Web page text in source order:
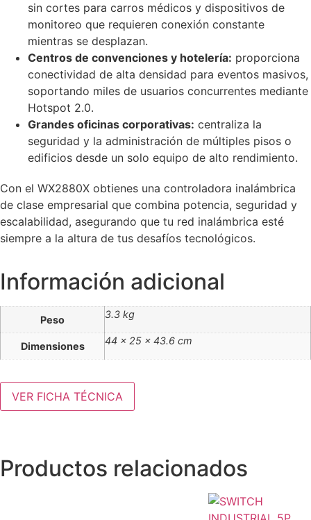
sin cortes para carros médicos y dispositivos de
monitoreo que requieren conexión constante
mientras se desplazan.
Centros de convenciones y hotelería: proporciona
conectividad de alta densidad para eventos masivos,
soportando miles de usuarios concurrentes mediante
Hotspot 2.0.
Grandes oficinas corporativas: centraliza la
seguridad y la administración de múltiples pisos o
edificios desde un solo equipo de alto rendimiento.
Con el WX2880X obtienes una controladora inalámbrica
de clase empresarial que combina potencia, seguridad y
escalabilidad, asegurando que tu red inalámbrica esté
siempre a la altura de tus desafíos tecnológicos.
Información adicional
Peso 3.3 kg
Dimensiones 44 × 25 × 43.6 cm
VER FICHA TÉCNICA
Productos relacionados